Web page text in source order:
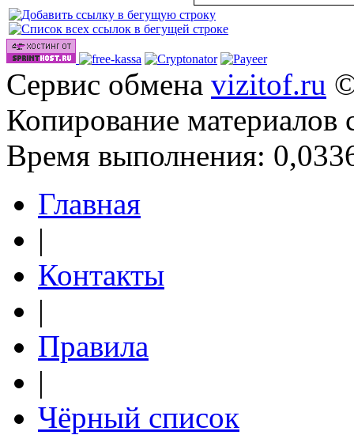
Сервис обмена vizitof.ru
Копирование материалов
Время выполнения:
Главная
|
Контакты
|
Правила
|
Чёрный список